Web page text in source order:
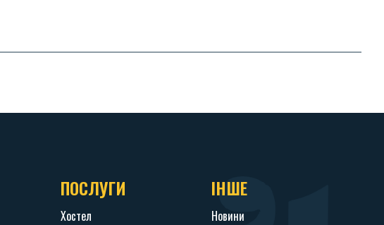
ПОСЛУГИ
Хостел
ІНШЕ
Новини